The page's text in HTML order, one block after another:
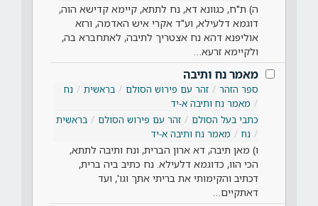
ה) ת"ח, כגוונא דא, נח לתתא, קיימא קדישא הוה,
דוגמא דלעילא, וע"ד אקרי איש האדמה, ורזא
אוליפנא דהא נח אצטריך לתיבה, לאתחברא בה,
ולקיימא זרעא…
מאמר נח ותיבה
ספר הזהר זהר עם פירוש הסולם בראשית
נח
מאמר נח ותיבה א-יד
כתבי בעל הסולם
זהר עם פירוש הסולם
בראשית
נח
מאמר נח ותיבה א-יד
ו) מאן תיבה, דא ארון הברית, ונח ותיבה לתתא,
הכי הוו, כדוגמא דלעילא. נח כתיב ביה ברית,
דכתיב והקימותי את בריתי אתך וגו', ועד
דאתקיים…